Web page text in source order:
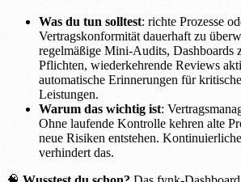
Was du tun solltest: richte Prozesse
Vertragskonformität dauerhaft zu
regelmäßige Mini-Audits, Dashboards
Pflichten, wiederkehrende Reviews
automatische Erinnerungen für
Leistungen.
Warum das wichtig ist:
Ohne laufende Kontrolle kehren alte
neue Risiken entstehen.
verhindert das.